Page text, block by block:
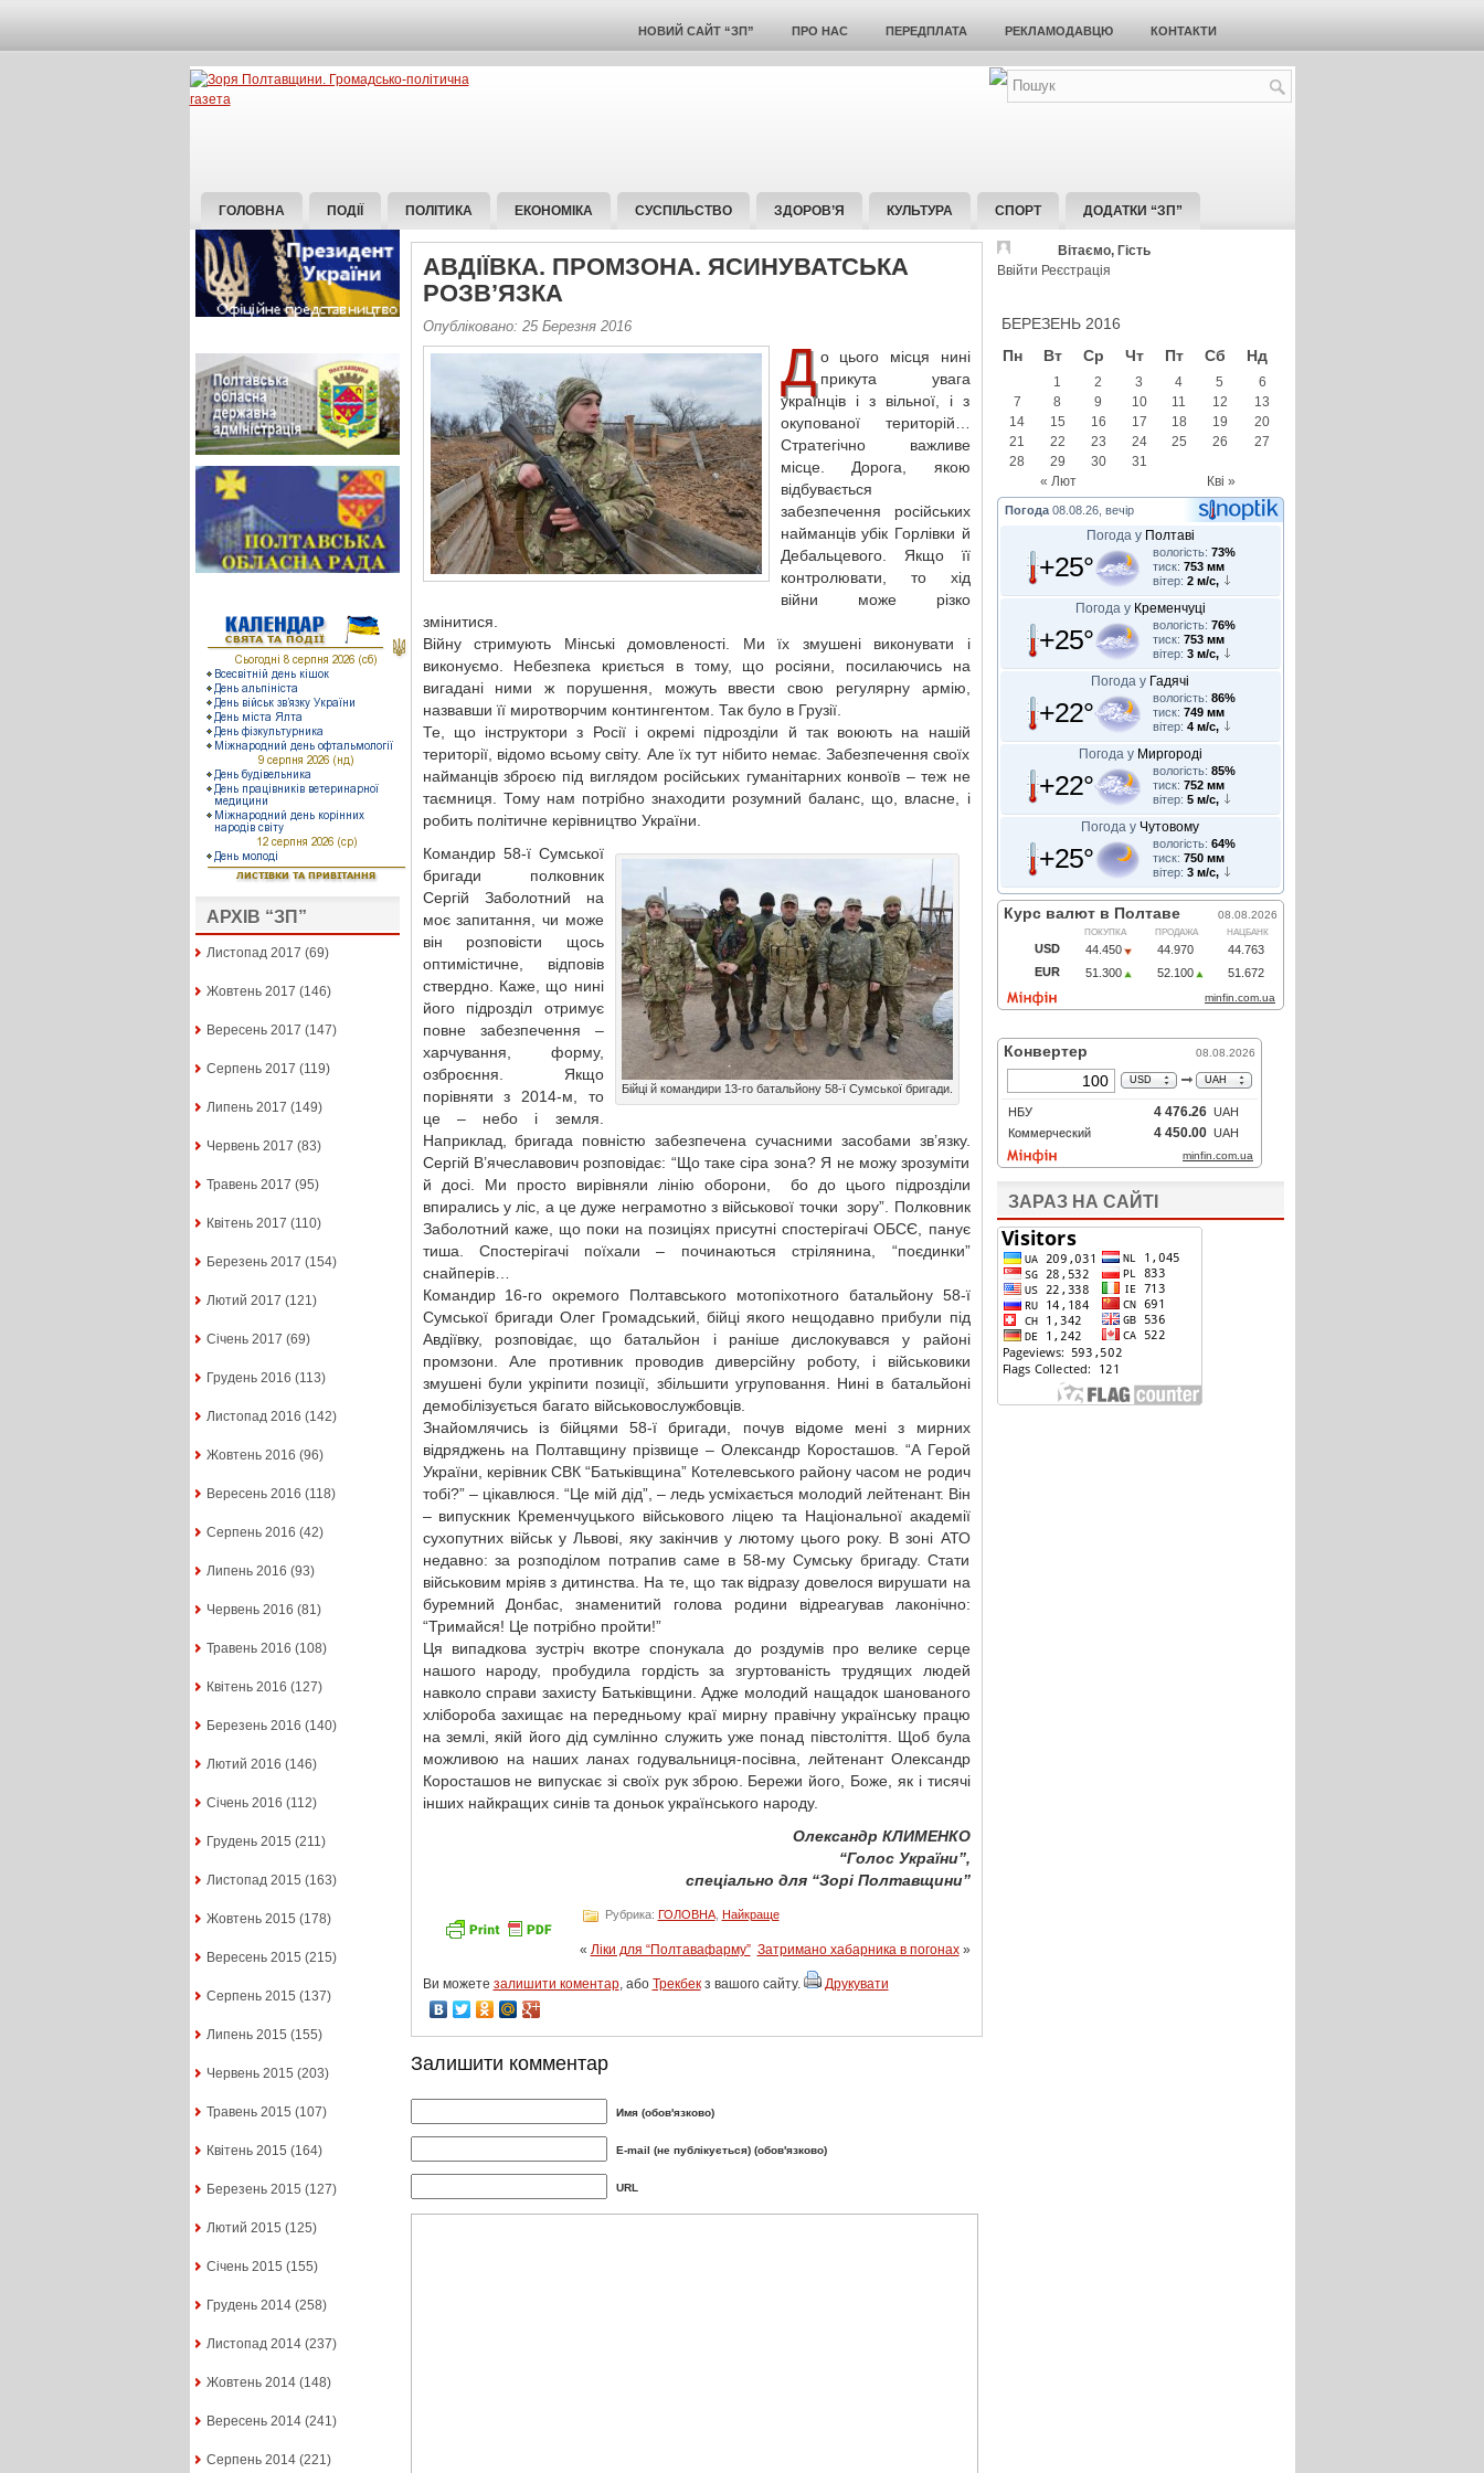
НОВИЙ САЙТ “ЗП” ПРО НАС ПЕРЕДПЛАТА РЕКЛАМОДАВЦЮ КОНТАКТИ
ГОЛОВНА ПОДІЇ ПОЛІТИКА ЕКОНОМІКА СУСПІЛЬСТВО ЗДОРОВ’Я КУЛЬТУРА СПОРТ ДОДАТКИ “ЗП”
АРХІВ “ЗП”
Листопад 2017 (69)
Жовтень 2017 (146)
Вересень 2017 (147)
Серпень 2017 (119)
Липень 2017 (149)
Червень 2017 (83)
Травень 2017 (95)
Квітень 2017 (110)
Березень 2017 (154)
Лютий 2017 (121)
Січень 2017 (69)
Грудень 2016 (113)
Листопад 2016 (142)
Жовтень 2016 (96)
Вересень 2016 (118)
Серпень 2016 (42)
Липень 2016 (93)
Червень 2016 (81)
Травень 2016 (108)
Квітень 2016 (127)
Березень 2016 (140)
Лютий 2016 (146)
Січень 2016 (112)
Грудень 2015 (211)
Листопад 2015 (163)
Жовтень 2015 (178)
Вересень 2015 (215)
Серпень 2015 (137)
Липень 2015 (155)
Червень 2015 (203)
Травень 2015 (107)
Квітень 2015 (164)
Березень 2015 (127)
Лютий 2015 (125)
Січень 2015 (155)
Грудень 2014(258)
Листопад 2014(237)
Жовтень 2014(148)
Вересень 2014(241)
Серпень 2014(221)
АВДІЇВКА. ПРОМЗОНА. ЯСИНУВАТСЬКА
РОЗВ’ЯЗКА
Опубліковано: 25 Березня 2016
Д о цього місця нині
прикута увага
українців і з вільної, і з
окупованої територій…
Стратегічно важливе
місце. Дорога, якою
відбувається
забезпечення російських
найманців убік Горлівки й
Дебальцевого. Якщо її
контролювати, то хід
війни може різко
змінитися.
Війну стримують Мінські домовленості. Ми їх змушені виконувати і
виконуємо. Небезпека криється в тому, що росіяни, посилаючись на
вигадані ними ж порушення, можуть ввести свою регулярну армію,
назвавши її миротворчим контингентом. Так було в Грузії.
Те, що інструктори з Росії і окремі підрозділи й так воюють на нашій
території, відомо всьому світу. Але їх тут нібито немає. Забезпечення своїх
найманців зброєю під виглядом російських гуманітарних конвоїв – теж не
таємниця. Тому нам потрібно знаходити розумний баланс, що, власне, і
робить політичне керівництво України.
Бійці й командири 13-го батальйону 58-ї Сумської бригади.
Командир 58-ї Сумської
бригади полковник
Сергій Заболотний на
моє запитання, чи може
він розповісти щось
оптимістичне, відповів
ствердно. Каже, що нині
його підрозділ отримує
повне забезпечення –
харчування, форму,
озброєння. Якщо
порівняти з 2014-м, то
це – небо і земля.
Наприклад, бригада повністю забезпечена сучасними засобами зв’язку.
Сергій В’ячеславович розповідає: “Що таке сіра зона? Я не можу зрозуміти
й досі. Ми просто вирівняли лінію оборони, бо до цього підрозділи
впирались у ліс, а це дуже неграмотно з військової точки зору”. Полковник
Заболотний каже, що поки на позиціях присутні спостерігачі ОБСЄ, панує
тиша. Спостерігачі поїхали – починаються стрілянина, “поєдинки”
снайперів…
Командир 16-го окремого Полтавського мотопіхотного батальйону 58-ї
Сумської бригади Олег Громадський, бійці якого нещодавно прибули під
Авдіївку, розповідає, що батальйон і раніше дислокувався у районі
промзони. Але противник проводив диверсійну роботу, і військовики
змушені були укріпити позиції, збільшити угруповання. Нині в батальйоні
демобілізується багато військовослужбовців.
Знайомлячись із бійцями 58-ї бригади, почув відоме мені з мирних
відряджень на Полтавщину прізвище – Олександр Коросташов. “А Герой
України, керівник СВК “Батьківщина” Котелевського району часом не родич
тобі?” – цікавлюся. “Це мій дід”, – ледь усміхається молодий лейтенант. Він
– випускник Кременчуцького військового ліцею та Національної академії
сухопутних військ у Львові, яку закінчив у лютому цього року. В зоні АТО
недавно: за розподілом потрапив саме в 58-му Сумську бригаду. Стати
військовим мріяв з дитинства. На те, що так відразу довелося вирушати на
буремний Донбас, знаменитий голова родини відреагував лаконічно:
“Тримайся! Це потрібно пройти!”
Ця випадкова зустріч вкотре спонукала до роздумів про велике серце
нашого народу, пробудила гордість за згуртованість трудящих людей
навколо справи захисту Батьківщини. Адже молодий нащадок шанованого
хлібороба захищає на передньому краї мирну правічну українську працю
на землі, якій його дід сумлінно служить уже понад півстоліття. Щоб була
можливою на наших ланах годувальниця-посівна, лейтенант Олександр
Коросташов не випускає зі своїх рук зброю. Бережи його, Боже, як і тисячі
інших найкращих синів та доньок українського народу.
Олександр КЛИМЕНКО
“Голос України”,
спеціально для “Зорі Полтавщини”
Рубрика: ГОЛОВНА, Найкраще
« Ліки для “Полтавафарму” Затримано хабарника в погонах»
Ви можете залишити коментар, або Трекбекз вашого сайту. Друкувати
Залишити комментар
Имя (обов'язково)
E-mail (не публікується) (обов'язково)
URL
Вітаємо, Гість
Ввійти Реєстрація
БЕРЕЗЕНЬ 2016
Пн
Вт Ср Чт Пт Сб Нд
« Лют Кві »
1 2 3 4 5
6
7
8 9 10 11 12
13
14
15 16 17 18 19
20
21
22 23 24 25 26
27
28
29 30 31
Погода 08.08.26, вечір
Погода у Полтаві
+25° вологість: 73%
тиск: 753 мм
вітер: 2 м/с,
Погода у Кременчуці
+25° вологість: 76%
тиск: 753 мм
вітер: 3 м/с,
Погода у Гадячі
+22° вологість: 86%
тиск: 749 мм
вітер: 4 м/с,
Погода у Миргороді
+22° вологість: 85%
тиск: 752 мм
вітер: 5 м/с,
Погода у Чутовому
+25° вологість: 64%
тиск: 750 мм
вітер: 3 м/с,
ЗАРАЗ НА САЙТІ